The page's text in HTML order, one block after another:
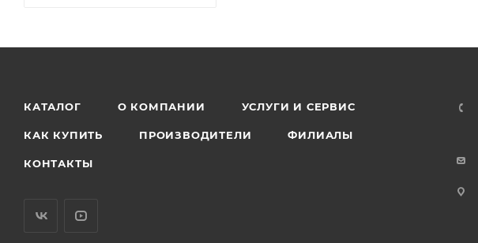
КАТАЛОГ О КОМПАНИИ УСЛУГИ И СЕРВИС
КАК КУПИТЬ ПРОИЗВОДИТЕЛИ ФИЛИАЛЫ
КОНТАКТЫ